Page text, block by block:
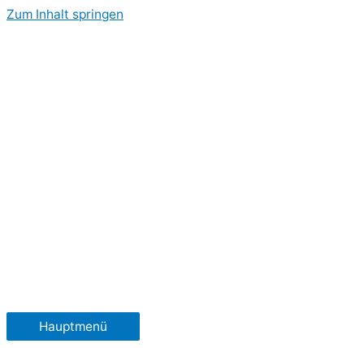
Zum Inhalt springen
Hauptmenü